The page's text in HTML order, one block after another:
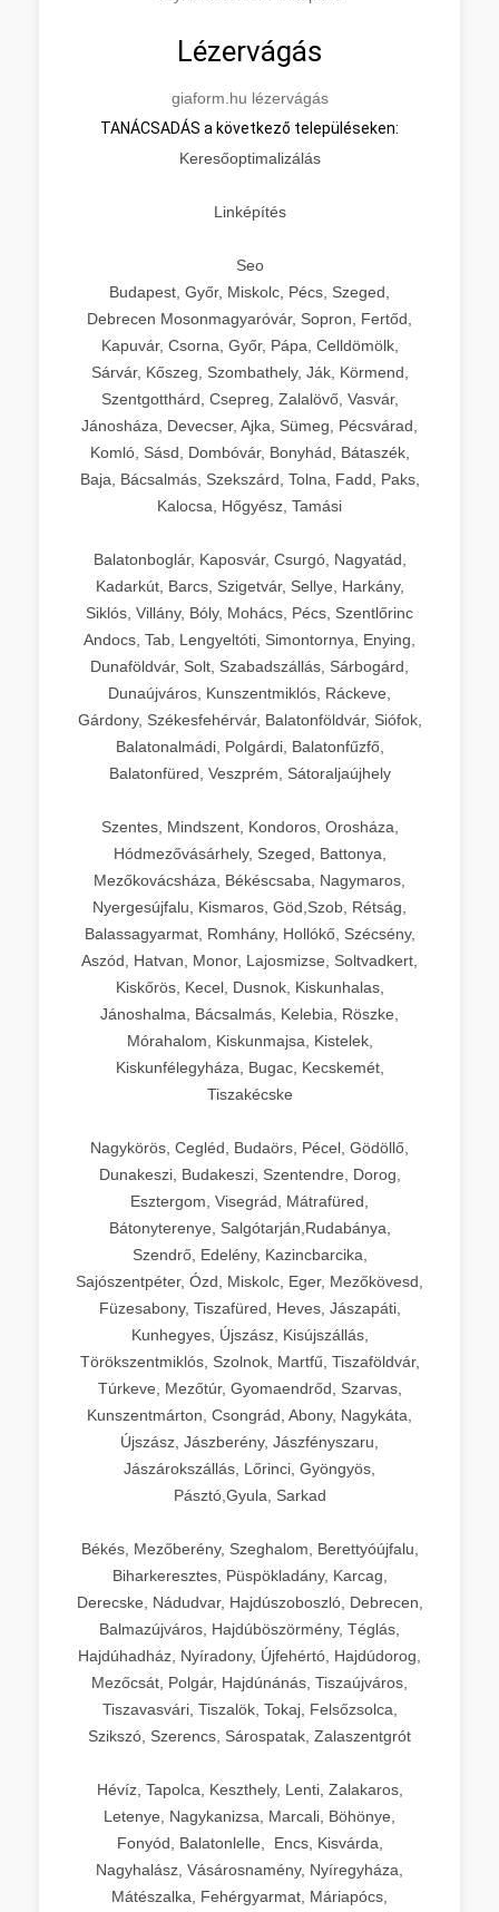
Lézervágás
giaform.hu lézervágás
TANÁCSADÁS a következő településeken:
Keresőoptimalizálás
Linképítés
Seo
Budapest, Győr, Miskolc, Pécs, Szeged,
Debrecen Mosonmagyaróvár, Sopron, Fertőd,
Kapuvár, Csorna, Győr, Pápa, Celldömölk,
Sárvár, Kőszeg, Szombathely, Ják, Körmend,
Szentgotthárd, Csepreg, Zalalövő, Vasvár,
Jánosháza, Devecser, Ajka, Sümeg, Pécsvárad,
Komló, Sásd, Dombóvár, Bonyhád, Bátaszék,
Baja, Bácsalmás, Szekszárd, Tolna, Fadd, Paks,
Kalocsa, Hőgyész, Tamási
Balatonboglár, Kaposvár, Csurgó, Nagyatád,
Kadarkút, Barcs, Szigetvár, Sellye, Harkány,
Siklós, Villány, Bóly, Mohács, Pécs, Szentlőrinc
Andocs, Tab, Lengyeltóti, Simontornya, Enying,
Dunaföldvár, Solt, Szabadszállás, Sárbogárd,
Dunaújváros, Kunszentmiklós, Ráckeve,
Gárdony, Székesfehérvár, Balatonföldvár, Siófok,
Balatonalmádi, Polgárdi, Balatonfűzfő,
Balatonfüred, Veszprém, Sátoraljaújhely
Szentes, Mindszent, Kondoros, Orosháza,
Hódmezővásárhely, Szeged, Battonya,
Mezőkovácsháza, Békéscsaba, Nagymaros,
Nyergesújfalu, Kismaros, Göd,Szob, Rétság,
Balassagyarmat, Romhány, Hollókő, Szécsény,
Aszód, Hatvan, Monor, Lajosmizse, Soltvadkert,
Kiskőrös, Kecel, Dusnok, Kiskunhalas,
Jánoshalma, Bácsalmás, Kelebia, Röszke,
Mórahalom, Kiskunmajsa, Kistelek,
Kiskunfélegyháza, Bugac, Kecskemét,
Tiszakécske
Nagykörös, Cegléd, Budaörs, Pécel, Gödöllő,
Dunakeszi, Budakeszi, Szentendre, Dorog,
Esztergom, Visegrád, Mátrafüred,
Bátonyterenye, Salgótarján,Rudabánya,
Szendrő, Edelény, Kazincbarcika,
Sajószentpéter, Ózd, Miskolc, Eger, Mezőkövesd,
Füzesabony, Tiszafüred, Heves, Jászapáti,
Kunhegyes, Újszász, Kisújszállás,
Törökszentmiklós, Szolnok, Martfű, Tiszaföldvár,
Túrkeve, Mezőtúr, Gyomaendrőd, Szarvas,
Kunszentmárton, Csongrád, Abony, Nagykáta,
Újszász, Jászberény, Jászfényszaru,
Jászárokszállás, Lőrinci, Gyöngyös,
Pásztó,Gyula, Sarkad
Békés, Mezőberény, Szeghalom, Berettyóújfalu,
Biharkeresztes, Püspökladány, Karcag,
Derecske, Nádudvar, Hajdúszoboszló, Debrecen,
Balmazújváros, Hajdúböszörmény, Téglás,
Hajdúhadház, Nyíradony, Újfehértó, Hajdúdorog,
Mezőcsát, Polgár, Hajdúnánás, Tiszaújváros,
Tiszavasvári, Tiszalök, Tokaj, Felsőzsolca,
Szikszó, Szerencs, Sárospatak, Zalaszentgrót
Hévíz, Tapolca, Keszthely, Lenti, Zalakaros,
Letenye, Nagykanizsa, Marcali, Böhönye,
Fonyód, Balatonlelle, Encs, Kisvárda,
Nagyhalász, Vásárosnamény, Nyíregyháza,
Mátészalka, Fehérgyarmat, Máriapócs,